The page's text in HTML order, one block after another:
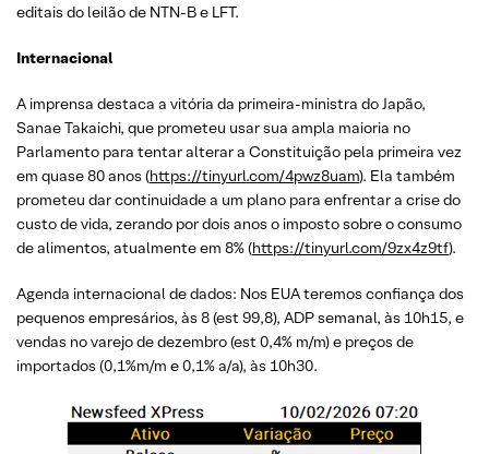
editais do leilão de NTN-B e LFT.
Internacional
A imprensa destaca a vitória da primeira-ministra do Japão,
Sanae Takaichi, que prometeu usar sua ampla maioria no
Parlamento para tentar alterar a Constituição pela primeira vez
em quase 80 anos (https://tinyurl.com/4pwz8uam). Ela também
prometeu dar continuidade a um plano para enfrentar a crise do
custo de vida, zerando por dois anos o imposto sobre o consumo
de alimentos, atualmente em 8% (https://tinyurl.com/9zx4z9tf).
Agenda internacional de dados: Nos EUA teremos confiança dos
pequenos empresários, às 8 (est 99,8), ADP semanal, às 10h15, e
vendas no varejo de dezembro (est 0,4% m/m) e preços de
importados (0,1%m/m e 0,1% a/a), às 10h30.